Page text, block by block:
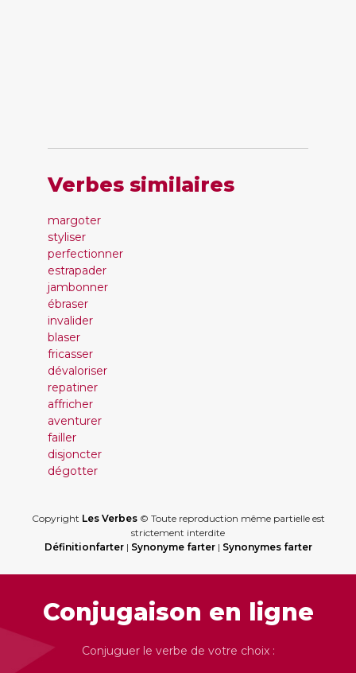
Verbes similaires
margoter
styliser
perfectionner
estrapader
jambonner
ébraser
invalider
blaser
fricasser
dévaloriser
repatiner
affricher
aventurer
failler
disjoncter
dégotter
Copyright Les Verbes© Toute reproduction même partielle est
strictement interdite
Définitionfarter| Synonyme farter| Synonymes farter
Conjugaison en ligne
Conjuguer le verbe de votre choix :